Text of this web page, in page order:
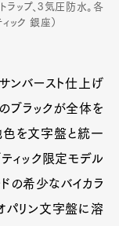
ラップ、3気圧防水。各
ック 銀座）
ンバースト仕上げ
ブラックが全体を
色を文字盤と統一
ィック限定モデル
ドの希少なバイカラ
パリン文字盤に溶